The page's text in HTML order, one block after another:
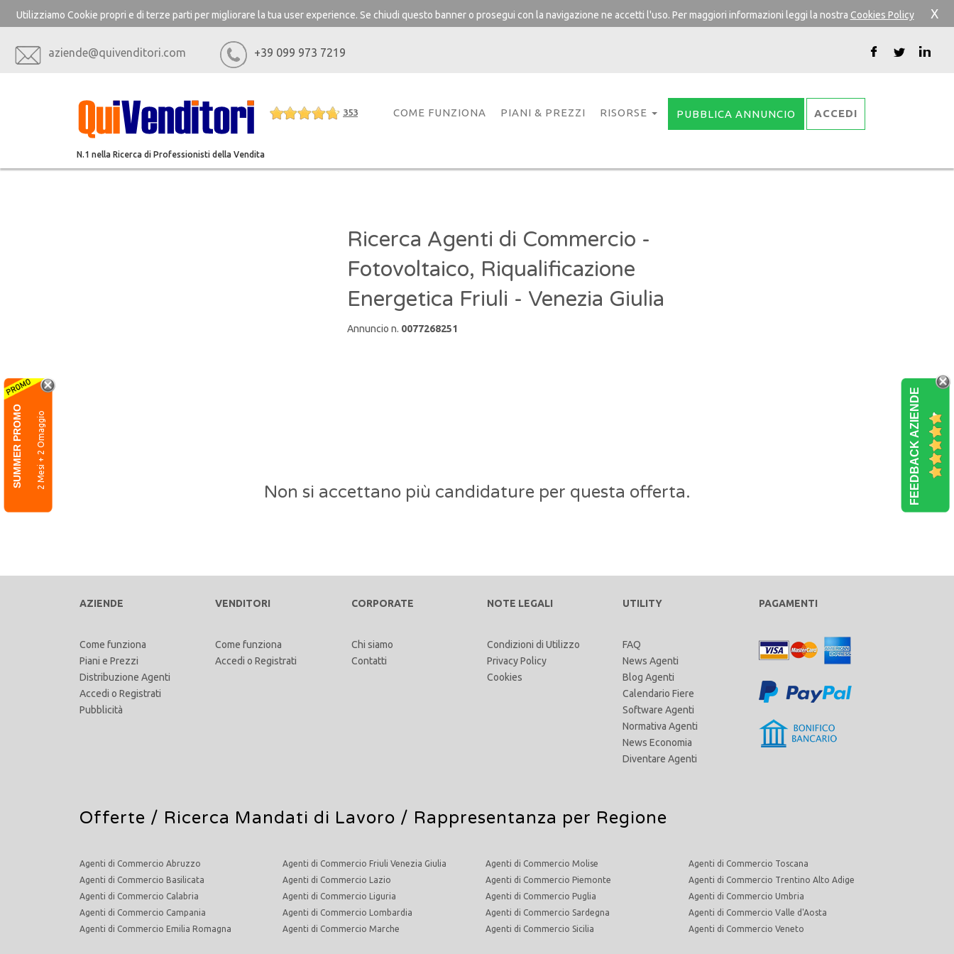
Utilizziamo Cookie propri e di terze parti per migliorare la tua user experience. Se chiudi questo banner o prosegui con la navigazione ne accetti l'uso. Per maggiori informazioni leggi la nostra Cookies Policy X
aziende@quivenditori.com +39 099 973 7219
353
N.1 nella Ricerca di Professionisti della Vendita
COME FUNZIONA PIANI & PREZZI RISORSE PUBBLICA ANNUNCIO ACCEDI
FEEDBACK AZIENDE
SUMMER PROMO 2 Mesi + 2 Omaggio
Ricerca Agenti di Commercio -
Fotovoltaico, Riqualificazione
Energetica Friuli - Venezia Giulia
Annuncio n. 0077268251
Non si accettano più candidature per questa offerta.
AZIENDE
Come funziona
Piani e Prezzi
Distribuzione Agenti
Accedi o Registrati
Pubblicità
VENDITORI
Come funziona
Accedi oRegistrati
CORPORATE
Chi siamo
Contatti
NOTE LEGALI
Condizioni di Utilizzo
Privacy Policy
Cookies
UTILITY
FAQ
News Agenti
Blog Agenti
Calendario Fiere
Software Agenti
Normativa Agenti
News Economia
Diventare Agenti
PAGAMENTI
Offerte / Ricerca Mandati di Lavoro / Rappresentanza per Regione
Agenti di Commercio Abruzzo
Agenti di Commercio Basilicata
Agenti di Commercio Calabria
Agenti di Commercio Campania
Agenti di Commercio Emilia Romagna
Agenti di Commercio Friuli Venezia Giulia
Agenti di Commercio Lazio
Agenti di Commercio Liguria
Agenti di Commercio Lombardia
Agenti di Commercio Marche
Agenti di Commercio Molise
Agenti di Commercio Piemonte
Agenti di Commercio Puglia
Agenti di Commercio Sardegna
Agenti di Commercio Sicilia
Agenti di Commercio Toscana
Agenti di Commercio Trentino Alto Adige
Agenti di Commercio Umbria
Agenti di Commercio Valle d'Aosta
Agenti di Commercio Veneto